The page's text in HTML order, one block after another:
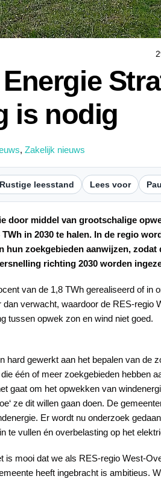
is nodig
, Zakelijk nieuws
Rustige leesstand Lees voor
door middel van grootschalige
in 2030 te halen. In de regio
hun zoekgebieden aanwijzen,
richting 2030 worden
van de 1,8 TWh gerealiseerd of
verwacht, waardoor de RES-
tussen opwek zon en wind niet goed.
hard gewerkt aan het bepalen van de
één of meer zoekgebieden hebben
gaat om het opwekken van
ze dit willen gaan doen. De
Er wordt nu onderzoek
te vullen én overbelasting op het
is mooi dat we als RES-regio West-
heeft ingebracht is ambitieus.